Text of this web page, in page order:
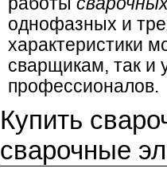
однофазных и
характеристики
сварщикам, так и
профессионалов.
Купить
сварочные